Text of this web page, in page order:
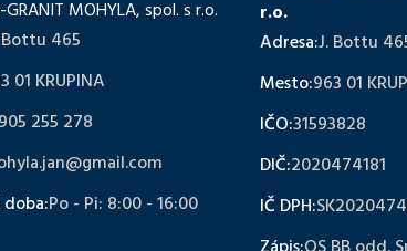
MOHYLA, spol. s r.o.
Bottu 465
01 KRUPINA
255 278
Po - Pi: 8:00 - 16:00
r.o.
Adresa:J. Bottu
Mesto:963 01
IČO:31593828
DIČ:2020474181
IČ DPH: